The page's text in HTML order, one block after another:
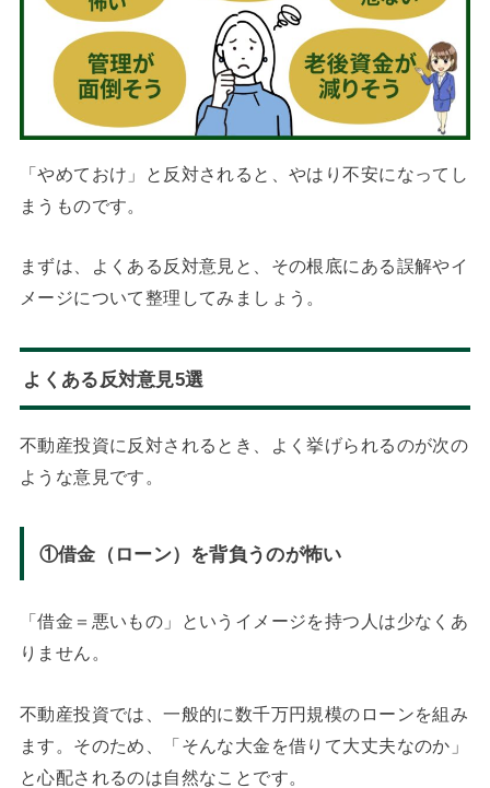
「やめておけ」と反対されると、やはり不安になってし
まうものです。
まずは、よくある反対意見と、その根底にある誤解やイ
メージについて整理してみましょう。
よくある反対意見5選
不動産投資に反対されるとき、よく挙げられるのが次の
ような意見です。
①借金（ローン）を背負うのが怖い
「借金＝悪いもの」というイメージを持つ人は少なくあ
りません。
不動産投資では、一般的に数千万円規模のローンを組み
ます。そのため、「そんな大金を借りて大丈夫なのか」
と心配されるのは自然なことです。